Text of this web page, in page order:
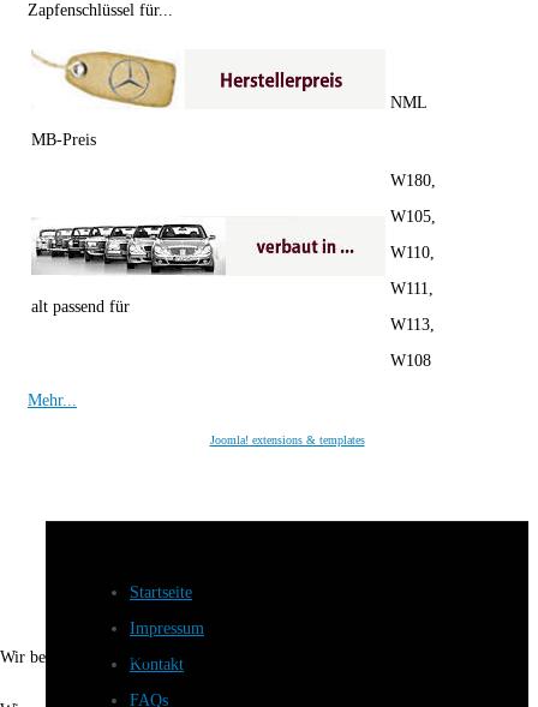
Zapfenschlüssel für...
MB-Preis
NML
alt passend für
W180,
W105,
W110,
W111,
W113,
W108
Mehr...
Joomla! extensions & templates
Startseite
Impressum
Kontakt
FAQs
Wir benutzen Cookies